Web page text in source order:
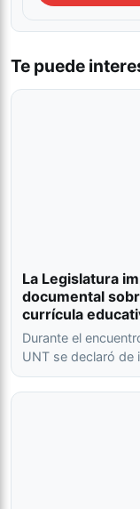
Te puede
La Legislatura
documental
currícula
Durante el
UNT se declaró